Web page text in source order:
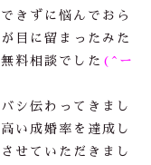
きずに悩んでおら
目に留まったみた
料相談でした (^ー
シ伝わってきまし
い成婚率を達成し
せていただきまし